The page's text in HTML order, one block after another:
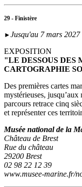
29 - Finistère
► Jusqu'au 7 mars 2027
EXPOSITION
"LE DESSOUS DES
CARTOGRAPHIE
Des premières cartes
mystérieuses,
parcours retrace cinq
et représenter ces
Musée national de la
Château de Brest
Rue du château
29200 Brest
02 98 22 12 39
www.musee-marine.fr/